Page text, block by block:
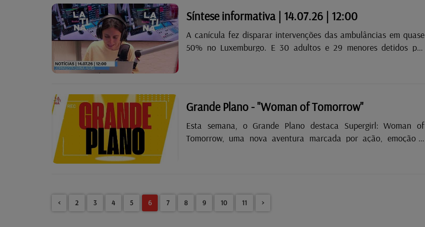
Síntese informativa | 14.07.26 | 12:00
A canícula fez disparar intervenções das ambulâncias em quase
50% no Luxemburgo. E 30 adultos e 29 menores detidos por
Grande Plano - "Woman of Tomorrow"
Esta semana, o Grande Plano destaca Supergirl: Woman of
Tomorrow, uma nova aventura marcada por ação, emoção e
< 2 3 4 5 6 7 8 9 10 11 >